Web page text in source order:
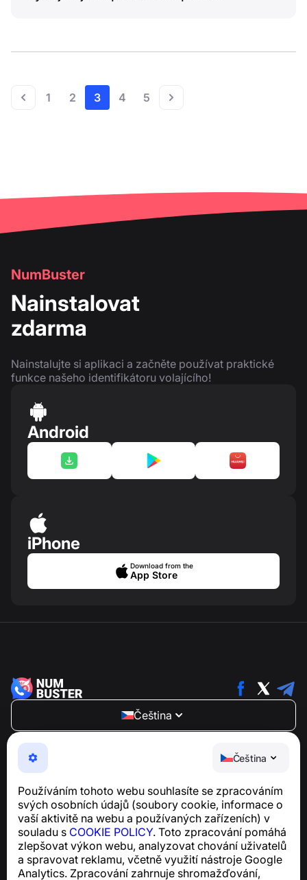
Čeština
Používáním tohoto webu souhlasíte se zpracováním
svých osobních údajů (soubory cookie, informace o
vaší aktivitě na webu a používaných zařízeních) v
souladu s COOKIE POLICY. Toto zpracování pomáhá
zlepšovat výkon webu, analyzovat chování uživatelů
a spravovat reklamu, včetně využití nástroje Google
Analytics. Zpracování zahrnuje shromažďování,
1 2 3 4 5
NumBuster
Nainstalovat
zdarma
Nainstalujte si aplikaci a začněte používat praktické
funkce našeho identifikátoru volajícího!
Android
iPhone
Download from the
App Store
Čeština
NumBuster © 2013—2026 ·
Snadno použitelná aplikace, která vás chrání před
telefonními podvody, spamem a nevyžádanými
Pro dotazy týkající se souladu s GDPR:
support@numbuster.com
Centrum nápovědy
Zprávy a články